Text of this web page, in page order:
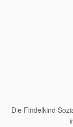
Die Findelkind